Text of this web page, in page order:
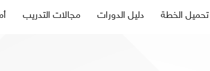
تحميل الخطة دليل الدورات جالات التدريب